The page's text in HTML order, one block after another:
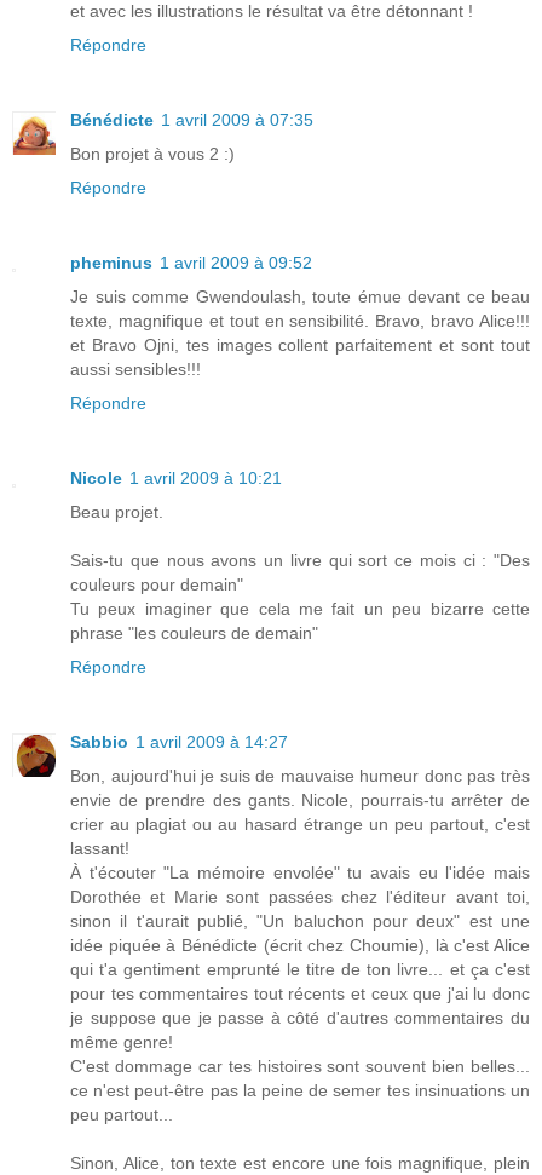
et avec les illustrations le résultat va être détonnant !
Répondre
Bénédicte 1 avril 2009 à 07:35
Bon projet à vous 2 :)
Répondre
pheminus 1 avril 2009 à 09:52
Je suis comme Gwendoulash, toute émue devant ce beau
texte, magnifique et tout en sensibilité. Bravo, bravo Alice!!!
et Bravo Ojni, tes images collent parfaitement et sont tout
aussi sensibles!!!
Répondre
Nicole 1 avril 2009 à 10:21
Beau projet.
Sais-tu que nous avons un livre qui sort ce mois ci : "Des
couleurs pour demain"
Tu peux imaginer que cela me fait un peu bizarre cette
phrase "les couleurs de demain"
Répondre
Sabbio 1 avril 2009 à 14:27
Bon, aujourd'hui je suis de mauvaise humeur donc pas très
envie de prendre des gants. Nicole, pourrais-tu arrêter de
crier au plagiat ou au hasard étrange un peu partout, c'est
lassant!
À t'écouter "La mémoire envolée" tu avais eu l'idée mais
Dorothée et Marie sont passées chez l'éditeur avant toi,
sinon il t'aurait publié, "Un baluchon pour deux" est une
idée piquée à Bénédicte (écrit chez Choumie), là c'est Alice
qui t'a gentiment emprunté le titre de ton livre... et ça c'est
pour tes commentaires tout récents et ceux que j'ai lu donc
je suppose que je passe à côté d'autres commentaires du
même genre!
C'est dommage car tes histoires sont souvent bien belles...
ce n'est peut-être pas la peine de semer tes insinuations un
peu partout...
Sinon, Alice, ton texte est encore une fois magnifique, plein